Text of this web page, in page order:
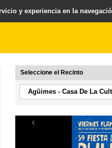
Seleccione el Recinto
‹
y experiencia en la